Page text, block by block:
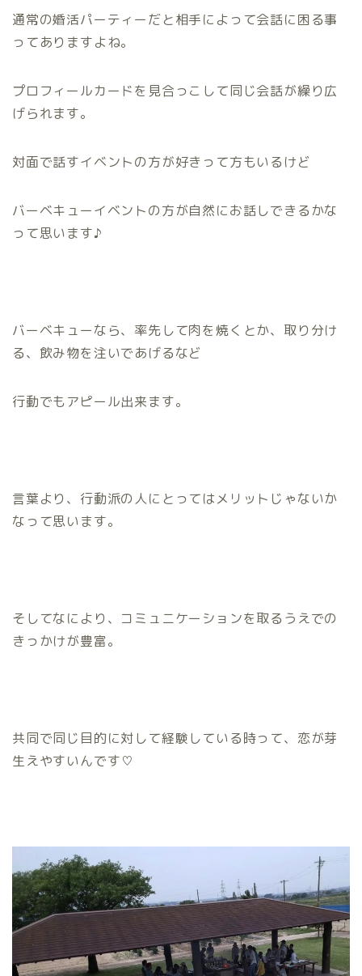
通常の婚活パーティーだと相手によって会話に困る事
ってありますよね。
プロフィールカードを見合っこして同じ会話が繰り広
げられます。
対面で話すイベントの方が好きって方もいるけど
バーベキューイベントの方が自然にお話しできるかな
って思います♪
バーベキューなら、率先して肉を焼くとか、取り分け
る、飲み物を注いであげるなど
行動でもアピール出来ます。
言葉より、行動派の人にとってはメリットじゃないか
なって思います。
そしてなにより、コミュニケーションを取るうえでの
きっかけが豊富。
共同で同じ目的に対して経験している時って、恋が芽
生えやすいんです♡